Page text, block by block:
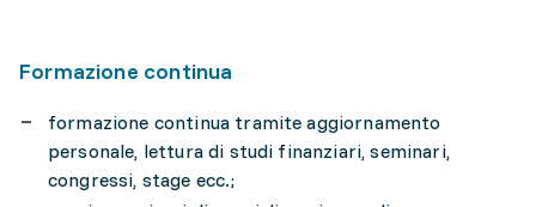
Formazione continua
formazione continua tramite aggiornamento
personale, lettura di studi finanziari, seminari,
congressi, stage ecc.;